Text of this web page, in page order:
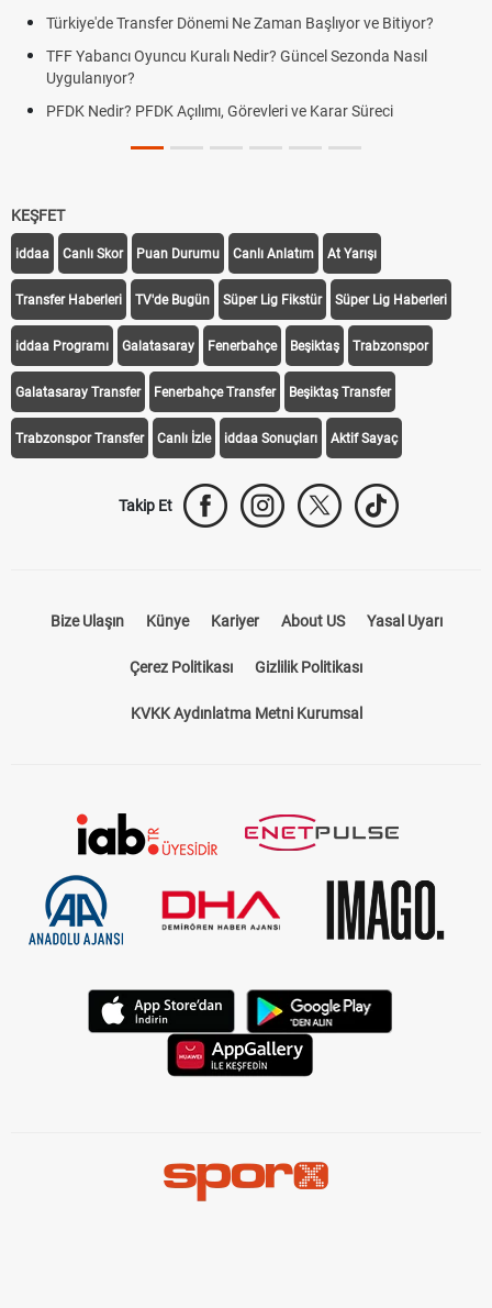
Türkiye'de Transfer Dönemi Ne Zaman Başlıyor ve Bitiyor?
TFF Yabancı Oyuncu Kuralı Nedir? Güncel Sezonda Nasıl
Uygulanıyor?
PFDK Nedir? PFDK Açılımı, Görevleri ve Karar Süreci
KEŞFET
iddaa Canlı Skor Puan Durumu Canlı Anlatım At Yarışı
Transfer Haberleri TV'de Bugün Süper Lig Fikstür Süper Lig Haberleri
iddaa Programı Galatasaray Fenerbahçe Beşiktaş Trabzonspor
Galatasaray Transfer Fenerbahçe Transfer Beşiktaş Transfer
Trabzonspor Transfer Canlı İzle iddaa Sonuçları Aktif Sayaç
Takip Et
Bize Ulaşın Künye Kariyer About US Yasal Uyarı
Çerez Politikası Gizlilik Politikası
KVKK Aydınlatma Metni Kurumsal